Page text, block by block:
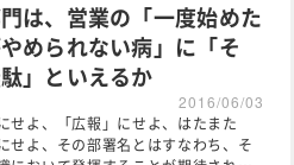
は、営業の「一度始めた
められない病」に「そ
」といえるか
2016/06/03
せよ、「広報」にせよ、はたまた
せよ、その部署名とはすなわち、そ